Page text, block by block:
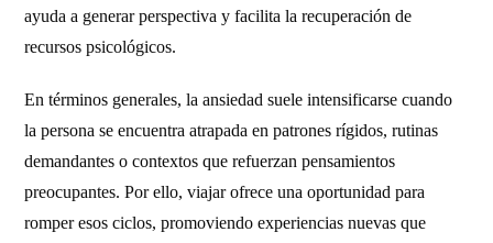
ayuda a generar perspectiva y facilita la recuperación de
recursos psicológicos.
En términos generales, la ansiedad suele intensificarse cuando
la persona se encuentra atrapada en patrones rígidos, rutinas
demandantes o contextos que refuerzan pensamientos
preocupantes. Por ello, viajar ofrece una oportunidad para
romper esos ciclos, promoviendo experiencias nuevas que